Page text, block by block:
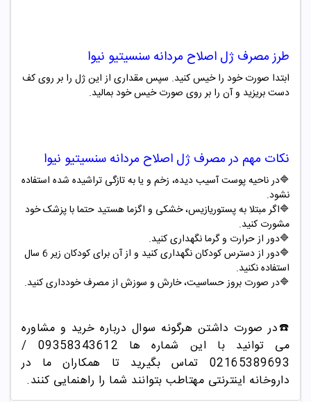
طرز مصرف ژل اصلاح مردانه سنسیتیو نیوا
ابتدا صورت خود را خیس کنید. سپس مقداری از این ژل را بر روی کف
دست بریزید و آن را بر روی صورت خیس خود بمالید.
نکات مهم در مصرف ژل اصلاح مردانه سنسیتیو نیوا
🔷در ناحیه پوست آسیب دیده، زخم و یا به تازگی تراشیده شده استفاده
نشود.
🔷اگر مبتلا به پستوریازیس، خشکی و اگزما هستید حتما با پزشک خود
مشورت کنید.
🔷دور از حرارت و گرما نگهداری کنید.
🔷
دور از دسترس کودکان نگهداری کنید و از آن برای کودکان زیر 6 سال
استفاده نکنید.
🔷در صورت بروز حساسیت، خارش و سوزش از مصرف خودداری کنید.
☎️در صورت داشتن هرگونه سوال درباره خرید و مشاوره
می توانید با این شماره ها 09358343612 /
02165389693
تماس بگیرید تا همکاران ما در
داروخانه اینترنتی مهتاطب بتوانند شما را راهنمایی کنند.